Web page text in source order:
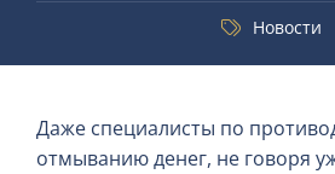
Новости
Даже специалисты по
отмыванию денег, не говоря